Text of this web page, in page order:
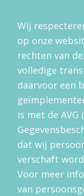
Wij
op onze
rechten van
volledige
daarvoor een
is met de
dat wij
verschaft
Voor meer
van